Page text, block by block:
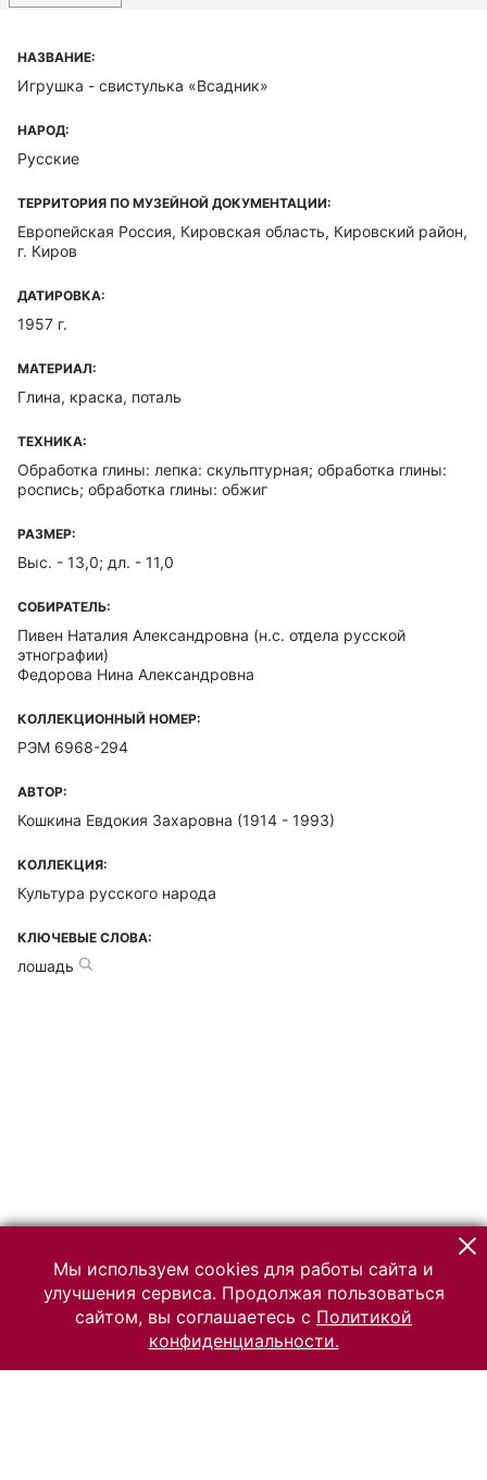
НАЗВАНИЕ:
Игрушка - свистулька «Всадник»
НАРОД:
Русские
ТЕРРИТОРИЯ ПО МУЗЕЙНОЙ ДОКУМЕНТАЦИИ:
Европейская Россия, Кировская область, Кировский район,
г. Киров
ДАТИРОВКА:
1957 г.
МАТЕРИАЛ:
Глина, краска, поталь
ТЕХНИКА:
Обработка глины: лепка: скульптурная; обработка глины:
роспись; обработка глины: обжиг
РАЗМЕР:
Выс. - 13,0; дл. - 11,0
СОБИРАТЕЛЬ:
Пивен Наталия Александровна (н.с. отдела русской
этнографии)
Федорова Нина Александровна
КОЛЛЕКЦИОННЫЙ НОМЕР:
РЭМ 6968-294
АВТОР:
Кошкина Евдокия Захаровна (1914 - 1993)
КОЛЛЕКЦИЯ:
Культура русского народа
КЛЮЧЕВЫЕ СЛОВА:
лошадь
Мы используем cookies для работы сайта и
улучшения сервиса. Продолжая пользоваться
сайтом, вы соглашаетесь с Политикой
конфиденциальности.